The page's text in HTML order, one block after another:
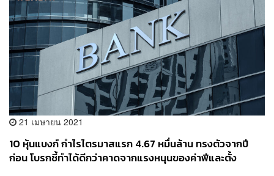
21 เมษายน 2021
10 หุ้นแบงก์ กำไรไตรมาสแรก 4.67 หมื่นล้าน ทรงตัวจากปี
ก่อน โบรกชี้ทำได้ดีกว่าคาดจากแรงหนุนของค่าฟีและตั้ง